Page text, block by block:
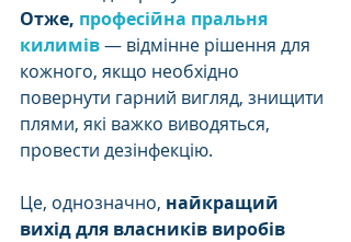
Отже, професійна пральня
килимів — відмінне рішення для
кожного, якщо необхідно
повернути гарний вигляд, знищити
плями, які важко виводяться,
провести дезінфекцію.
Це, однозначно, найкращий
вихід для власників виробів